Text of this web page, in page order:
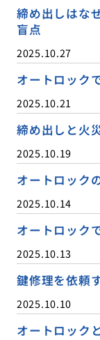
締め出しはな
盲点
2025.10.27
オートロック
2025.10.21
締め出しと火
2025.10.19
オートロック
2025.10.14
オートロック
2025.10.13
鍵修理を依頼
2025.10.10
オートロック